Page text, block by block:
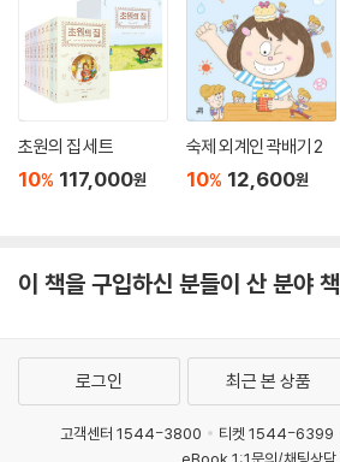
초원의 집 세트
10% 117,000원
숙제 외계인 곽배기 2
10% 12,600원
이 책을 구입하신 분들이 산 분야 책
로그인 최근 본 상품
고객센터 1544-3800 티켓 1544-6399
eBook 1:1문의/채팅상담